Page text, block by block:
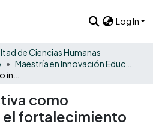
Log In
de Ciencias Humanas
como
el fortalecimiento